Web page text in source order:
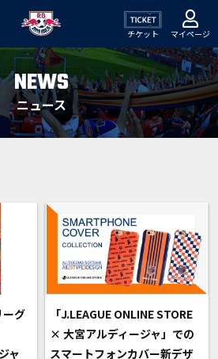
チケット マイページ
NEWS
ニュース
ーグ
ャ
「J.LEAGUE ONLINE STORE
× 大宮アルディージャ」での
スマートフォンカバー新デザ